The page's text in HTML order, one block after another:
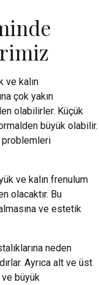
ve kalın
çok yakın
olabilirler. Küçük
büyük olabilir.
problemleri
ve kalın frenulum
olacaktır. Bu
ve estetik
neden
Ayrıca alt ve üst
ve büyük